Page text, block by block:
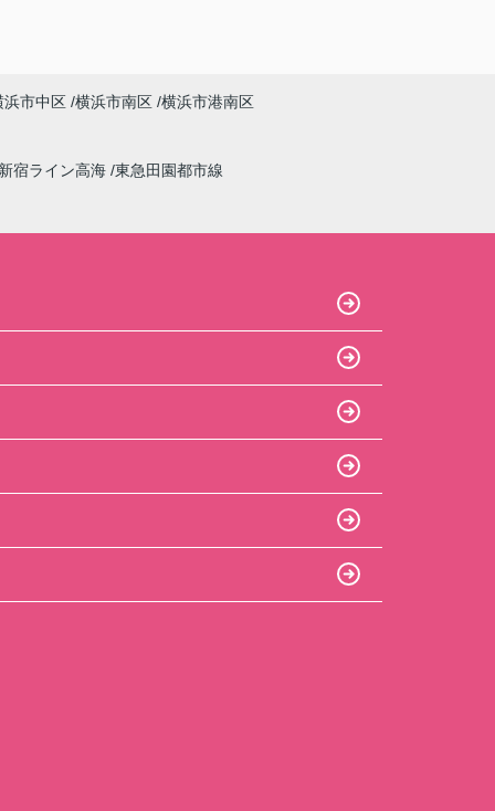
浜市中区 横浜市南区 横浜市港南区
宿ライン高海 東急田園都市線